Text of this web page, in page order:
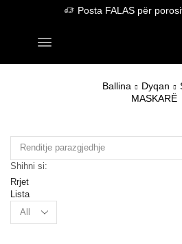
Posta FALAS për
Ballina Dyqan
MASKARË
Shihni si:
Rrjet
Lista
per